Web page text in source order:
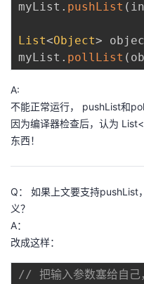
myList . pushList (
List<Object>
myList . pollList (
A:
不能正常运行， pushList和
因为编译器检查后，认为
东西！
Q： 如果上文要支持pushList
义？
A：
改成这样：
// 把输入参数塞给自己